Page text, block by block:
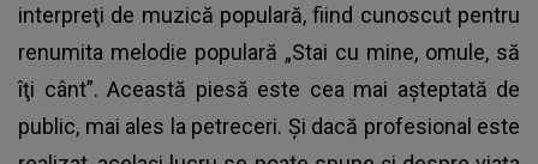
interpreţi de muzică populară, fiind cunoscut pentru
renumita melodie populară „Stai cu mine, omule, să
îţi cânt”. Această piesă este cea mai așteptată de
public, mai ales la petreceri. Și dacă profesional este